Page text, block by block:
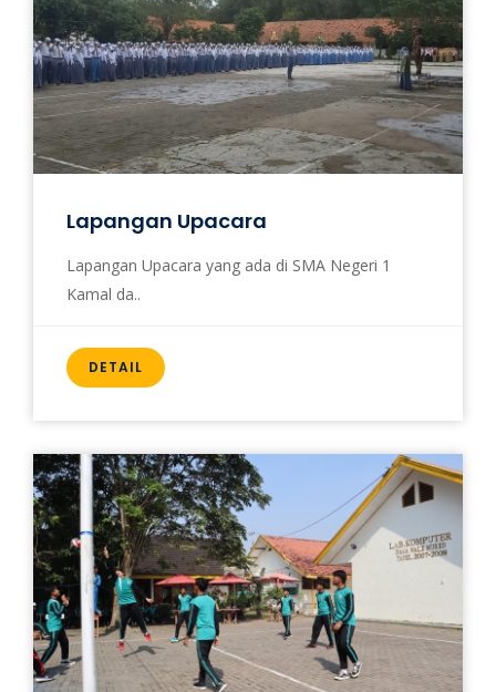
Lapangan Upacara
Lapangan Upacara yang ada di SMA Negeri 1
Kamal da..
DETAIL